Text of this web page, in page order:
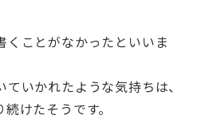
くことがなかったといいま
いかれたような気持ちは、
けたそうです。